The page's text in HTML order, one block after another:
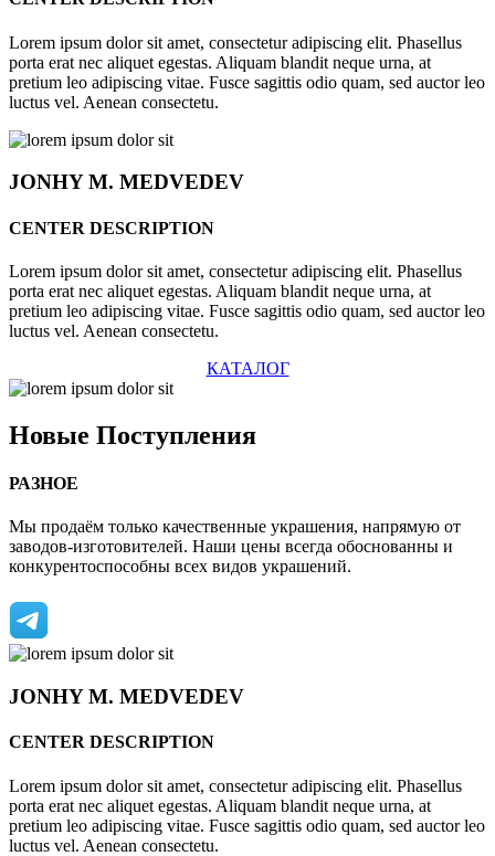
Lorem ipsum dolor sit amet, consectetur adipiscing elit. Phasellus
porta erat nec aliquet egestas. Aliquam blandit neque urna, at
pretium leo adipiscing vitae. Fusce sagittis odio quam, sed auctor leo
luctus vel. Aenean consectetu.
JONHYM. MEDVEDEV
CENTER DESCRIPTION
Lorem ipsum dolor sit amet, consectetur adipiscing elit. Phasellus
porta erat nec aliquet egestas. Aliquam blandit neque urna, at
pretium leo adipiscing vitae. Fusce sagittis odio quam, sed auctor leo
luctus vel. Aenean consectetu.
КАТАЛОГ
Новые Поступления
РАЗНОЕ
Мы продаём только качественные украшения, напрямую от
заводов-изготовителей. Наши цены всегда обоснованны и
конкурентоспособны всех видов украшений.
JONHYM. MEDVEDEV
CENTER DESCRIPTION
Lorem ipsum dolor sit amet, consectetur adipiscing elit. Phasellus
porta erat nec aliquet egestas. Aliquam blandit neque urna, at
pretium leo adipiscing vitae. Fusce sagittis odio quam, sed auctor leo
luctus vel. Aenean consectetu.